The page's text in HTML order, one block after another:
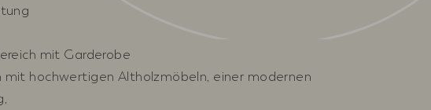
mit Garderobe
mit hochwertigen Altholzmöbeln, einer modernen